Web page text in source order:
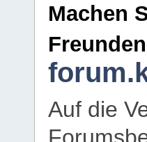
Machen
Auf die